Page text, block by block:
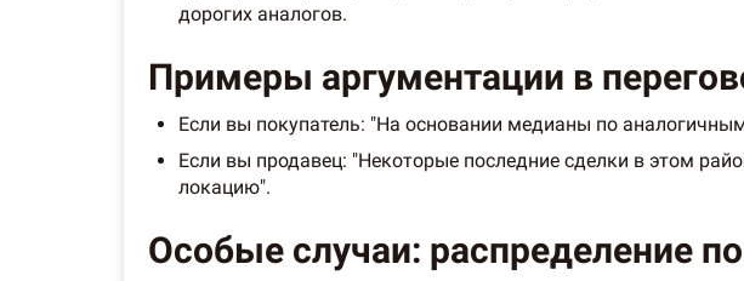
дорогих аналогов.
Примеры аргументации в
Если вы покупатель: "На основании медианы по
Если вы продавец: "Некоторые последние сделки в этом
локацию".
Особые случаи: распределение